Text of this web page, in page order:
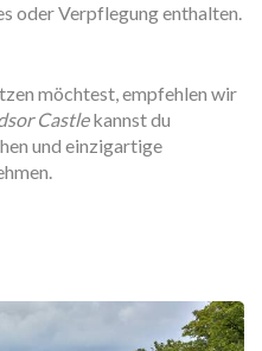
oder Verpflegung enthalten.
möchtest, empfehlen wir
Castlekannst du
und einzigartige